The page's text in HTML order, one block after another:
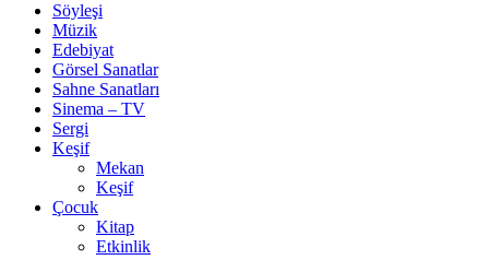
Söyleşi
Müzik
Edebiyat
Görsel Sanatlar
Sahne Sanatları
Sinema – TV
Sergi
Keşif
Mekan
Keşif
Çocuk
Kitap
Etkinlik